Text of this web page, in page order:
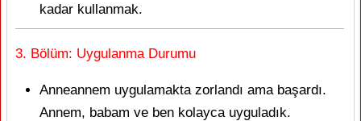
kadar kullanmak.
3. Bölüm: Uygulanma Durumu
Anneannem uygulamakta zorlandı ama başardı.
Annem, babam ve ben kolayca uyguladık.